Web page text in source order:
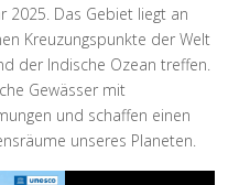
2025. Das Gebiet liegt an
Kreuzungspunkte der Welt
der Indische Ozean treffen.
Gewässer mit
und schaffen einen
unseres Planeten.